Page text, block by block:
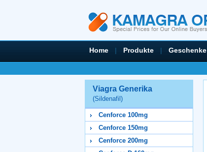
Home | Produkte | Geschenke
Viagra Generika
(Sildenafil)
Cenforce 100mg
Cenforce 150mg
Cenforce 200mg